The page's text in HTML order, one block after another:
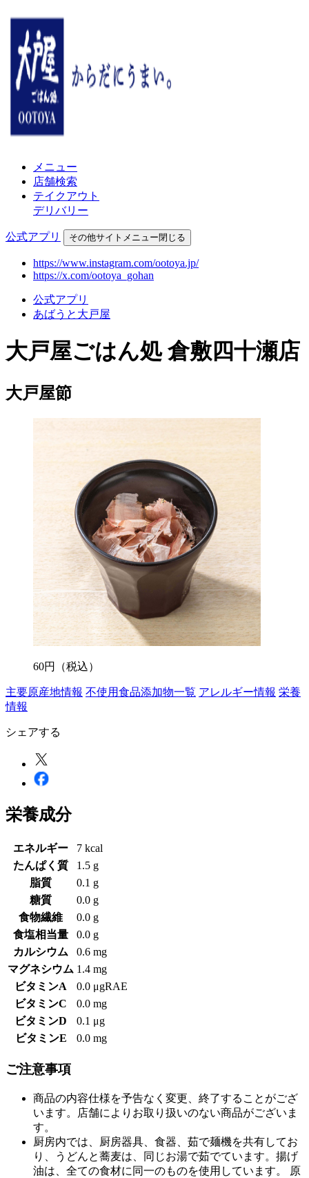
メニュー
店舗検索
テイクアウト
デリバリー
公式アプリ その他サイトメニュー閉じる
https://www.instagram.com/ootoya.jp/
https://x.com/ootoya_gohan
公式アプリ
あばうと大戸屋
大戸屋ごはん処 倉敷四十瀬店
大戸屋節
60円 （税込）
主要原産地情報 不使用食品添加物一覧 アレルギー情報 栄養
情報
シェアする
栄養成分
エネルギー
7 kcal
たんぱく質
1.5 g
脂質
0.1 g
糖質
0.0 g
食物繊維
0.0 g
食塩相当量
0.0 g
カルシウム
0.6 mg
マグネシウム 1.4 mg
ビタミンA
0.0 μgRAE
ビタミンC
0.0 mg
ビタミンD
0.1 μg
ビタミンE
0.0 mg
ご注意事項
商品の内容仕様を予告なく変更、終了することがござ
います。店舗によりお取り扱いのない商品がございま
す。
厨房内では、厨房器具、食器、茹で麺機を共有してお
り、うどんと蕎麦は、同じお湯で茹でています。揚げ
油は、全ての食材に同一のものを使用しています。 原